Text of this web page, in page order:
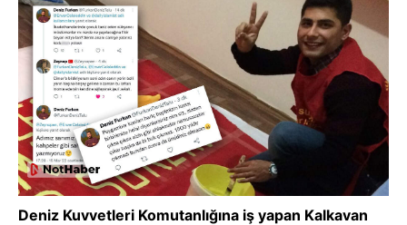
Deniz Kuvvetleri Komutanlığına iş yapan Kalkavan